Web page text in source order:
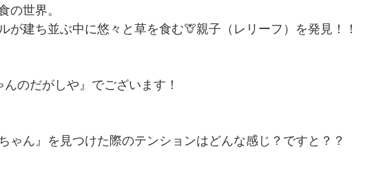
の世界。
が建ち並ぶ中に悠々と草を食む🦒親子（レリーフ）を発見！！
のだがしや』でございます！
ゃん』を見つけた際のテンションはどんな感じ？ですと？？